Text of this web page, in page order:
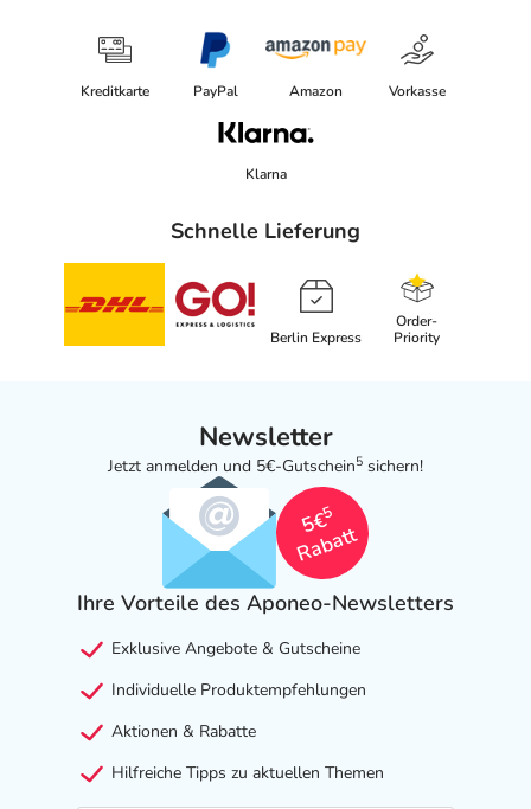
Kreditkarte PayPal Amazon Vorkasse
Klarna
Schnelle Lieferung
Berlin Express
Order-
Priority
Newsletter
Jetzt anmelden und 5€-Gutschein5 sichern!
5€
5
Rabatt
Ihre Vorteile des Aponeo-Newsletters
Exklusive Angebote & Gutscheine
Individuelle Produktempfehlungen
Aktionen & Rabatte
Hilfreiche Tipps zu aktuellen Themen